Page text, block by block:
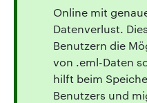
Online mit
Datenverlust.
Benutzern die
von .eml-Daten
hilft beim
Benutzers und